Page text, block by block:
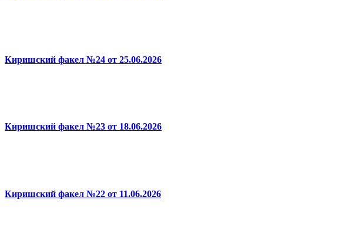
Киришский факел №24 от 25.06.2026
Киришский факел №23 от 18.06.2026
Киришский факел №22 от 11.06.2026